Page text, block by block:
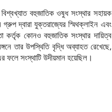
বহুজাতিক ওষুধ সংস্থার সহায়ক
গ্রুপ দ্বারা যুক্তরাজ্যের স্মিথক্লাইন এবং
কর্তৃক কোনও বহুজাতিক সংস্থার দায়িত্ব
তার উপস্থিতি বৃদ্ধি অব্যাহত রেখেছে,
সংস্থাটি উদীয়মান হয়েছিল।